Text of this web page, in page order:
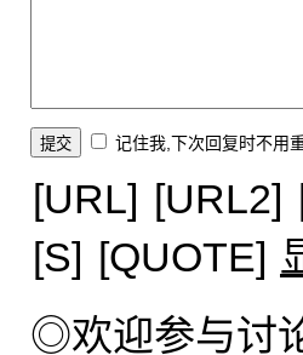
记住我,下次回复时不用
[URL] [URL2]
[S] [QUOTE]
◎欢迎参与讨